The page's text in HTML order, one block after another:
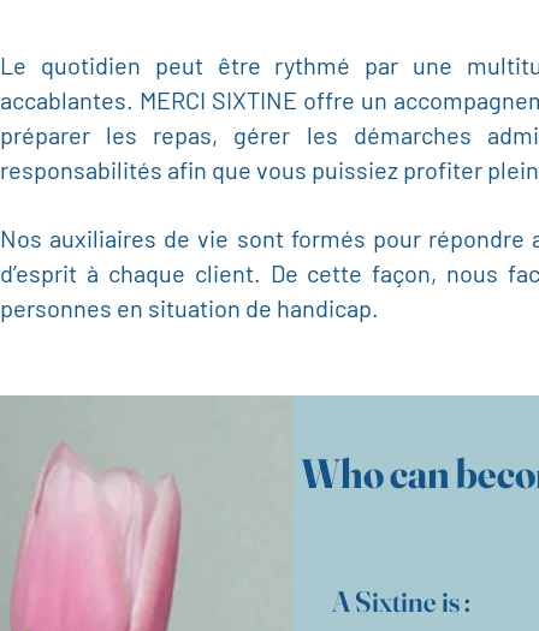
Le quotidien peut être rythmé par une
accablantes. MERCI SIXTINE offre un
préparer les repas, gérer les démarches
responsabilités afin que vous puissiez profiter
Nos auxiliaires de vie sont formés pour
d’esprit à chaque client. De cette façon, nous
personnes en situation de handicap.
Who can
A Sixtine is :